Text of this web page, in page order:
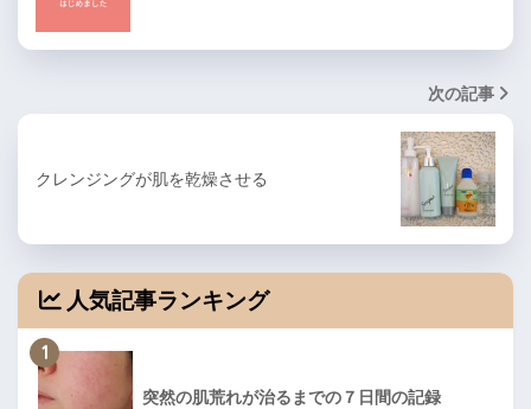
次の記事
クレンジングが肌を乾燥させる
人気記事ランキング
1
突然の肌荒れが治るまでの７日間の記録